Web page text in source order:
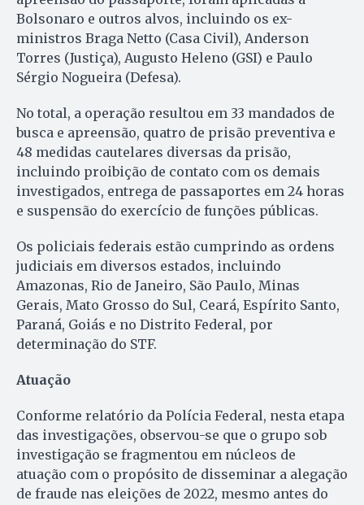
Bolsonaro e outros alvos, incluindo os ex-
ministros Braga Netto (Casa Civil), Anderson
Torres (Justiça), Augusto Heleno (GSI) e Paulo
Sérgio Nogueira (Defesa).
No total, a operação resultou em 33 mandados de
busca e apreensão, quatro de prisão preventiva e
48 medidas cautelares diversas da prisão,
incluindo proibição de contato com os demais
investigados, entrega de passaportes em 24 horas
e suspensão do exercício de funções públicas.
Os policiais federais estão cumprindo as ordens
judiciais em diversos estados, incluindo
Amazonas, Rio de Janeiro, São Paulo, Minas
Gerais, Mato Grosso do Sul, Ceará, Espírito Santo,
Paraná, Goiás e no Distrito Federal, por
determinação do STF.
Atuação
Conforme relatório da Polícia Federal, nesta etapa
das investigações, observou-se que o grupo sob
investigação se fragmentou em núcleos de
atuação com o propósito de disseminar a alegação
de fraude nas eleições de 2022, mesmo antes do